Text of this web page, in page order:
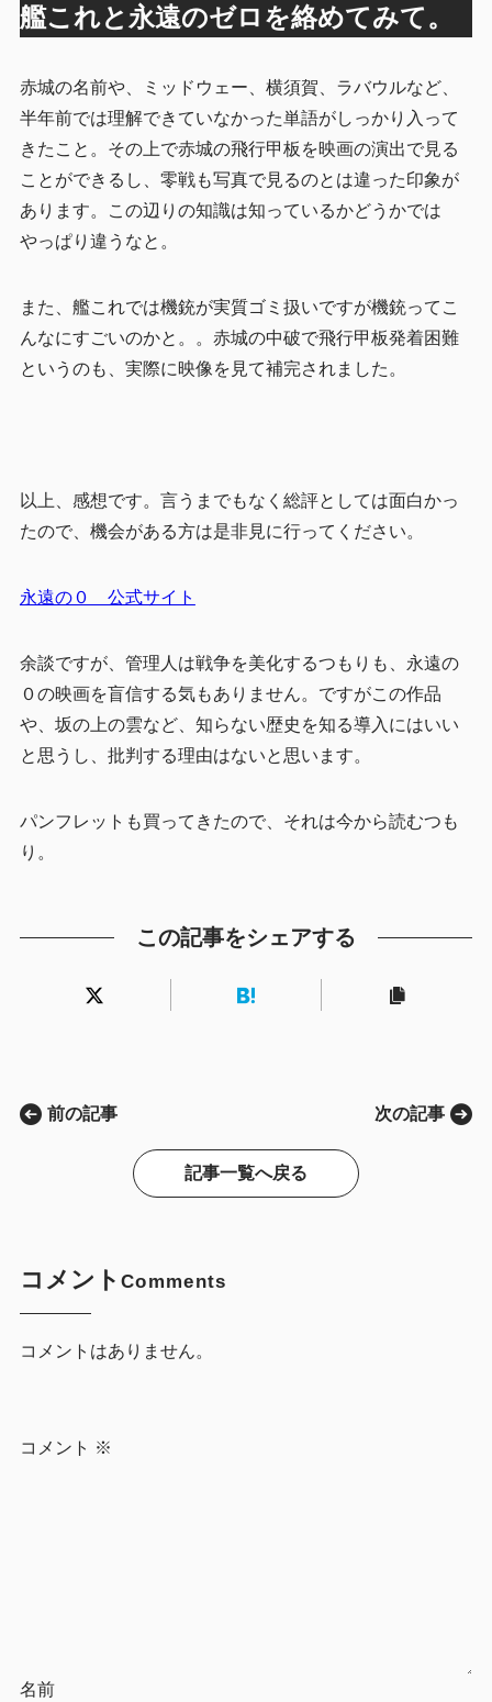
艦これと永遠のゼロを絡めてみて。
赤城の名前や、ミッドウェー、横須賀、ラバウルなど、
半年前では理解できていなかった単語がしっかり入って
きたこと。その上で赤城の飛行甲板を映画の演出で見る
ことができるし、零戦も写真で見るのとは違った印象が
あります。この辺りの知識は知っているかどうかでは
やっぱり違うなと。
また、艦これでは機銃が実質ゴミ扱いですが機銃ってこ
んなにすごいのかと。。赤城の中破で飛行甲板発着困難
というのも、実際に映像を見て補完されました。
以上、感想です。言うまでもなく総評としては面白かっ
たので、機会がある方は是非見に行ってください。
永遠の０ 公式サイト
余談ですが、管理人は戦争を美化するつもりも、永遠の
０の映画を盲信する気もありません。ですがこの作品
や、坂の上の雲など、知らない歴史を知る導入にはいい
と思うし、批判する理由はないと思います。
パンフレットも買ってきたので、それは今から読むつも
り。
この記事をシェアする
前の記事
記事一覧へ戻る
次の記事
コメント Comments
コメントはありません。
コメント ※
名前